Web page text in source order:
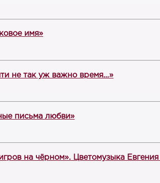
имя»
не так уж важно время…»
письма любви»
на чёрном». Цветомузыка